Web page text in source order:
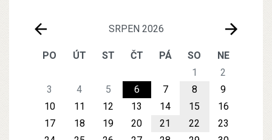
SRPEN 2026
PO ÚT ST ČT PÁ SO
NE
1
2
3
4 5 6 7 8
9
10
11 12 13 14 15
16
17
18 19 20 21 22
23